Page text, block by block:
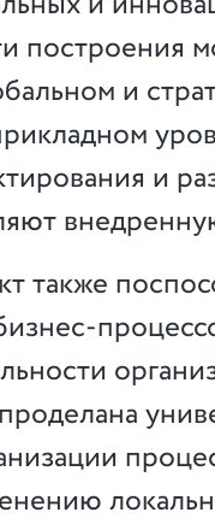
построения
и
и
также